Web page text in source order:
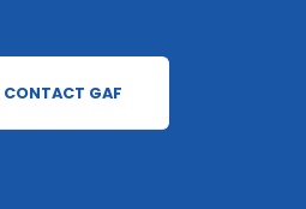
CONTACT GAF